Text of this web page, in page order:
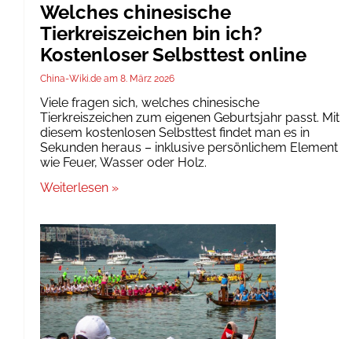
Welches chinesische
Tierkreiszeichen bin ich?
Kostenloser Selbsttest online
China-Wiki.de 8. März 2026
Viele fragen sich, welches chinesische
Tierkreiszeichen zum eigenen Geburtsjahr passt. Mit
diesem kostenlosen Selbsttest findet man es in
Sekunden heraus – inklusive persönlichem Element
wie Feuer, Wasser oder Holz.
Weiterlesen »